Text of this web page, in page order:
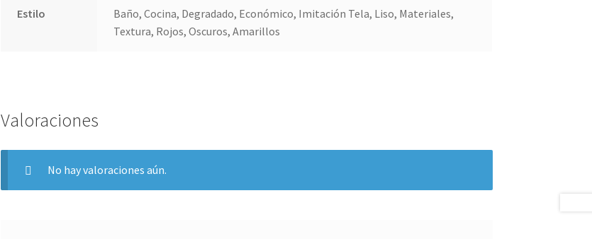
Estilo
Baño, Cocina, Degradado, Económico, Imitación Tela, Liso, Materiales,
Textura, Rojos, Oscuros, Amarillos
Valoraciones
No hay valoraciones aún.